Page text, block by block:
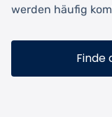
werden häufig
Finde